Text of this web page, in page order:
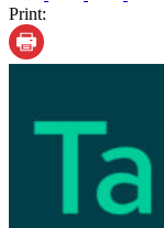
Print: